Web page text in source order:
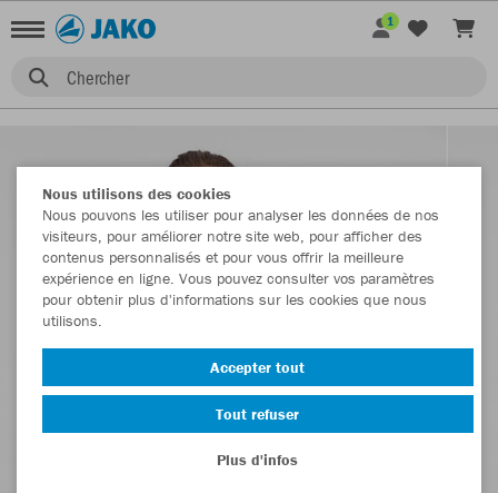
Chercher
1
Nous utilisons des cookies
Nous pouvons les utiliser pour analyser les données de nos
visiteurs, pour améliorer notre site web, pour afficher des
contenus personnalisés et pour vous offrir la meilleure
expérience en ligne. Vous pouvez consulter vos paramètres
pour obtenir plus d'informations sur les cookies que nous
utilisons.
Accepter tout
Tout refuser
Plus d'infos